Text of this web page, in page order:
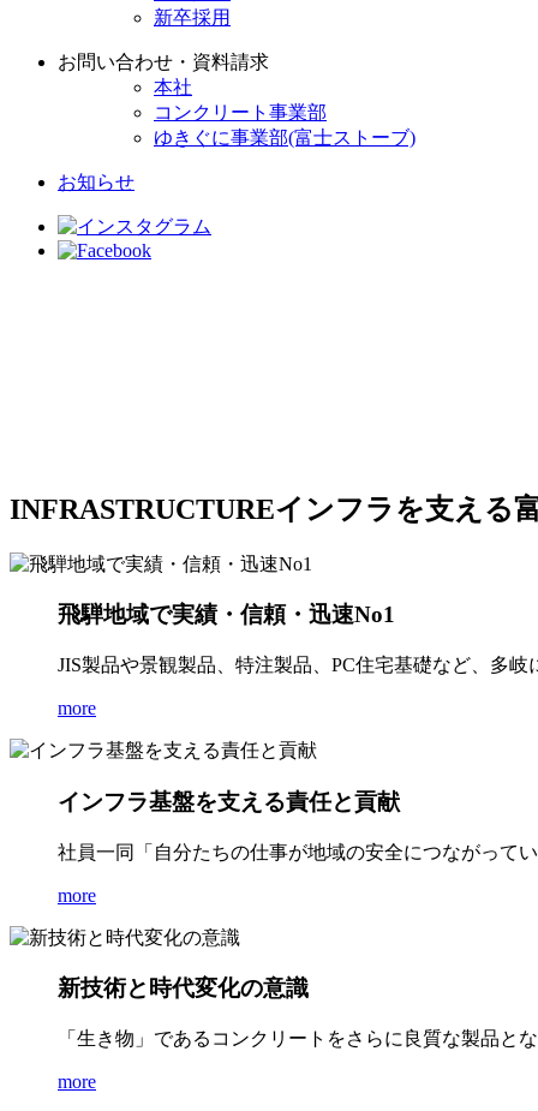
新卒採用
お問い合わせ・資料請求
本社
コンクリート事業部
ゆきぐに事業部(富士ストーブ)
お知らせ
INFRASTRUCTUREインフラを支える
飛騨地域で実績・信頼・迅速No1
JIS製品や景観製品、特注製品、PC住宅基礎など、多
more
インフラ基盤を支える責任と貢献
社員一同「自分たちの仕事が地域の安全につながって
more
新技術と時代変化の意識
「生き物」であるコンクリートをさらに良質な製品と
more